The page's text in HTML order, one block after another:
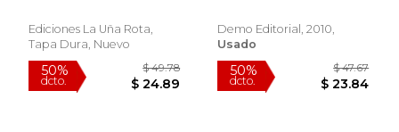
Ediciones La Uña Rota,
Tapa Dura, Nuevo
Demo Editorial, 2010,
Usado